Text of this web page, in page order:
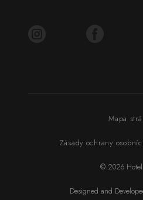
Mapa
Zásady ochrany
© 2026 Hotel
Designed and